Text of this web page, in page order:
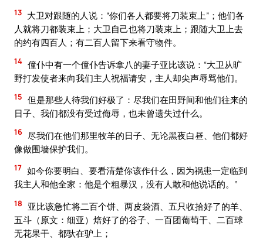
13 大卫对跟随的人说：“你们各人都要将刀装束上”；他们各
人就将刀都装束上；大卫自己也将刀装束上；跟随大卫上去
的约有四百人；有二百人留下来看守物件。
14 僮仆中有一个僮仆告诉拿八的妻子亚比该说：“大卫从旷
野打发使者来向我们主人祝福请安，主人却尖声辱骂他们。
15 但是那些人待我们好极了：尽我们在田野间和他们往来的
日子、我们都没有受过侮辱，也未曾遗失过什么。
16 尽我们在他们那里牧羊的日子、无论黑夜白昼、他们都好
像做围墙保护我们。
17 如今你要明白、要看清楚你该作什么，因为祸患一定临到
我主人和他全家：他是个粗暴汉，没有人敢和他说话的。”
18
亚比该急忙将二百个饼、两皮袋酒、五只收拾好了的羊、
五斗（原文：细亚）焙好了的谷子、一百团葡萄干、二百球
无花果干、都驮在驴上；